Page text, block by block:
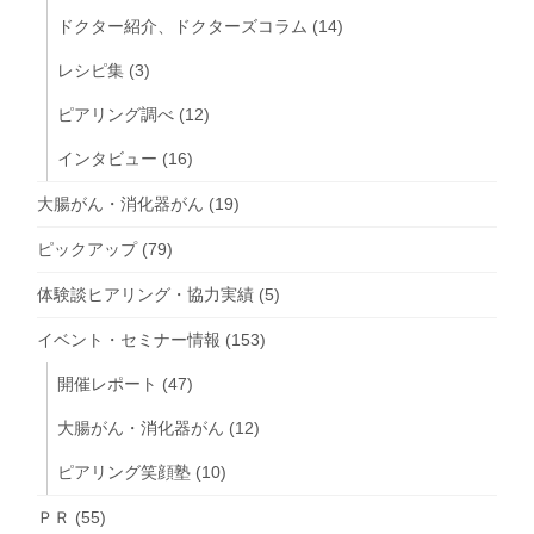
ドクター紹介、ドクターズコラム (14)
レシピ集 (3)
ピアリング調べ (12)
インタビュー (16)
大腸がん・消化器がん (19)
ピックアップ(79)
体験談ヒアリング・協力実績 (5)
イベント・セミナー情報 (153)
開催レポート (47)
大腸がん・消化器がん (12)
ピアリング笑顔塾 (10)
ＰＲ (55)